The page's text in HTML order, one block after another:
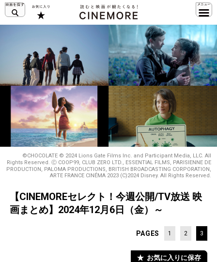
©CHOCOLATE © 2024 Lions Gate Films Inc. and Participant Media, LLC. All
Rights Reserved. Ⓒ COOP99, CLUB ZERO LTD., ESSENTIAL FILMS, PARISIENNE DE
PRODUCTION, PALOMA PRODUCTIONS, BRITISH BROADCASTING CORPORATION,
ARTE FRANCE CINÉMA 2023 (C)2024 Disney. All Rights Reserved.
【CINEMOREセレクト！今週公開/TV放送 映
画まとめ】2024年12月6日（金）～
PAGES 1 2 3
お気に入りに保存